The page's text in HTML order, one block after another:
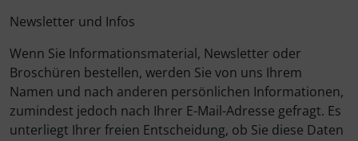
Newsletter und Infos
Wenn Sie Informationsmaterial, Newsletter oder
Broschüren bestellen, werden Sie von uns Ihrem
Namen und nach anderen persönlichen Informationen,
zumindest jedoch nach Ihrer E-Mail-Adresse gefragt. Es
unterliegt Ihrer freien Entscheidung, ob Sie diese Daten